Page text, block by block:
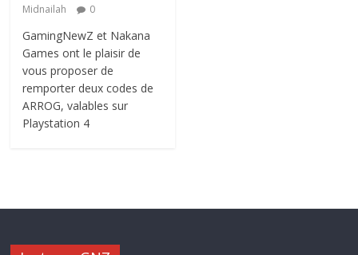
Midnailah
0
GamingNewZ et Nakana
Games ont le plaisir de
vous proposer de
remporter deux codes de
ARROG, valables sur
Playstation 4